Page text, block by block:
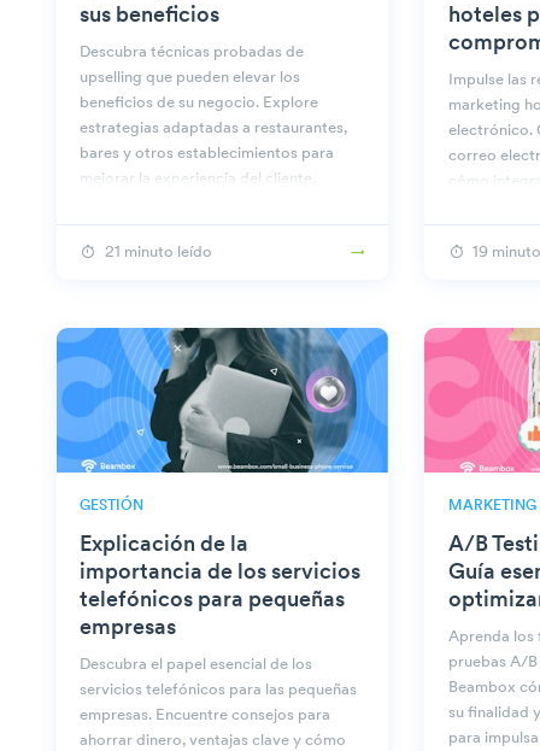
sus beneficios
Descubra técnicas probadas de
upselling que pueden elevar los
beneficios de su negocio. Explore
estrategias adaptadas a restaurantes,
bares y otros establecimientos para
mejorar la experiencia del cliente.
21 minuto leído
hoteles
Impulse las
marketing
electrónico.
correo
cómo
19
GESTIÓN
Explicación de la
importancia de los servicios
telefónicos para pequeñas
empresas
Descubra el papel esencial de los
servicios telefónicos para las pequeñas
empresas. Encuentre consejos para
ahorrar dinero, ventajas clave y cómo
MARKETING
A/B
Guía
Aprenda los
pruebas A/
Beambox
su finalidad
para